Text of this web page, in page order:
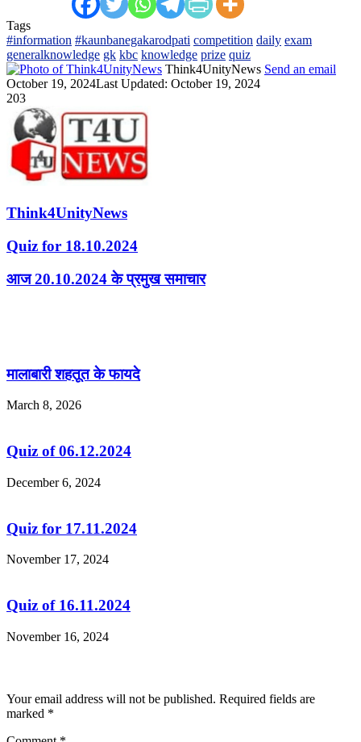
Tags
#information #kaunbanegakarodpati competition daily exam
generalknowledge gk kbc knowledge prize quiz
Think4UnityNews Send an email
October 19, 2024Last Updated: October 19, 2024
203
Think4UnityNews
Quiz for 18.10.2024
आज 20.10.2024 के प्रमुख समाचार
मालाबारी शहतूत के फायदे
March 8, 2026
Quiz of 06.12.2024
December 6, 2024
Quiz for 17.11.2024
November 17, 2024
Quiz of 16.11.2024
November 16, 2024
Your email address will not be published. Required fields are
marked *